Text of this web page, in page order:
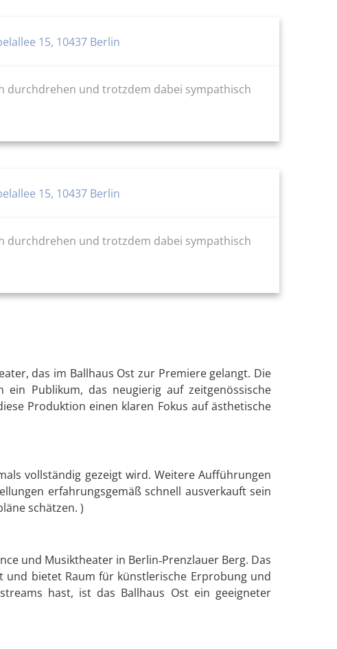
15, 10437 Berlin
durchdrehen und trotzdem dabei sympathisch
15, 10437 Berlin
durchdrehen und trotzdem dabei sympathisch
das im Ballhaus Ost zur Premiere gelangt. Die
Publikum, das neugierig auf zeitgenössische
Produktion einen klaren Fokus auf ästhetische
vollständig gezeigt wird. Weitere Aufführungen
erfahrungsgemäß schnell ausverkauft sein
schätzen. )
und Musiktheater in Berlin‑Prenzlauer Berg. Das
und bietet Raum für künstlerische Erprobung und
hast, ist das Ballhaus Ost ein geeigneter